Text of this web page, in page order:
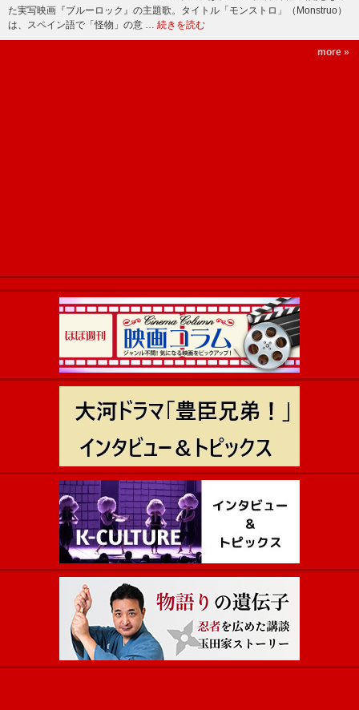
た実写映画『ブルーロック』の主題歌。タイトル「モンストロ」（Monstruo）
は、スペイン語で「怪物」の意 … 続きを読む
more »